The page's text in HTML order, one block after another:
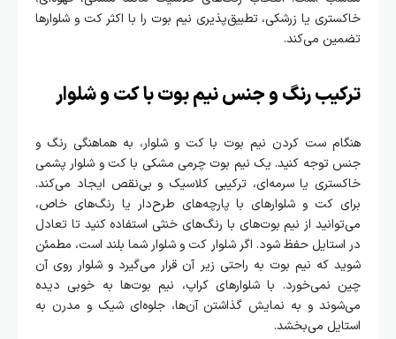
خاکستری یا زرشکی، تطبیق‌پذیری نیم بوت را با اکثر کت و شلوارها
تضمین می‌کند.
ترکیب رنگ و جنس نیم بوت با کت و شلوار
هنگام ست کردن نیم بوت با کت و شلوار، به هماهنگی رنگ و
جنس توجه کنید. یک نیم بوت چرمی مشکی با کت و شلوار پشمی
خاکستری یا سرمه‌ای، ترکیبی کلاسیک و بی‌نقص ایجاد می‌کند.
برای کت و شلوارهای با پارچه‌های طرح‌دار یا رنگ‌های خاص،
می‌توانید از نیم بوت‌های با رنگ‌های خنثی استفاده کنید تا تعادل
در استایل حفظ شود. اگر شلوار کت و شلوار شما بلند است، مطمئن
شوید که نیم بوت به راحتی زیر آن قرار می‌گیرد و شلوار روی آن
چین نمی‌خورد. با شلوارهای کراپ، نیم بوت‌ها به خوبی دیده
می‌شوند و به نمایش گذاشتن آن‌ها، جلوه‌ای شیک و مدرن به
استایل می‌بخشد.